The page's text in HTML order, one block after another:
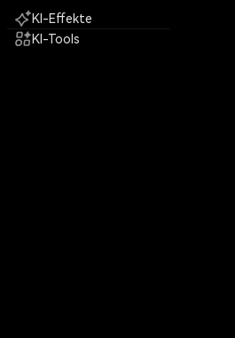
KI-Effekte
KI-Tools